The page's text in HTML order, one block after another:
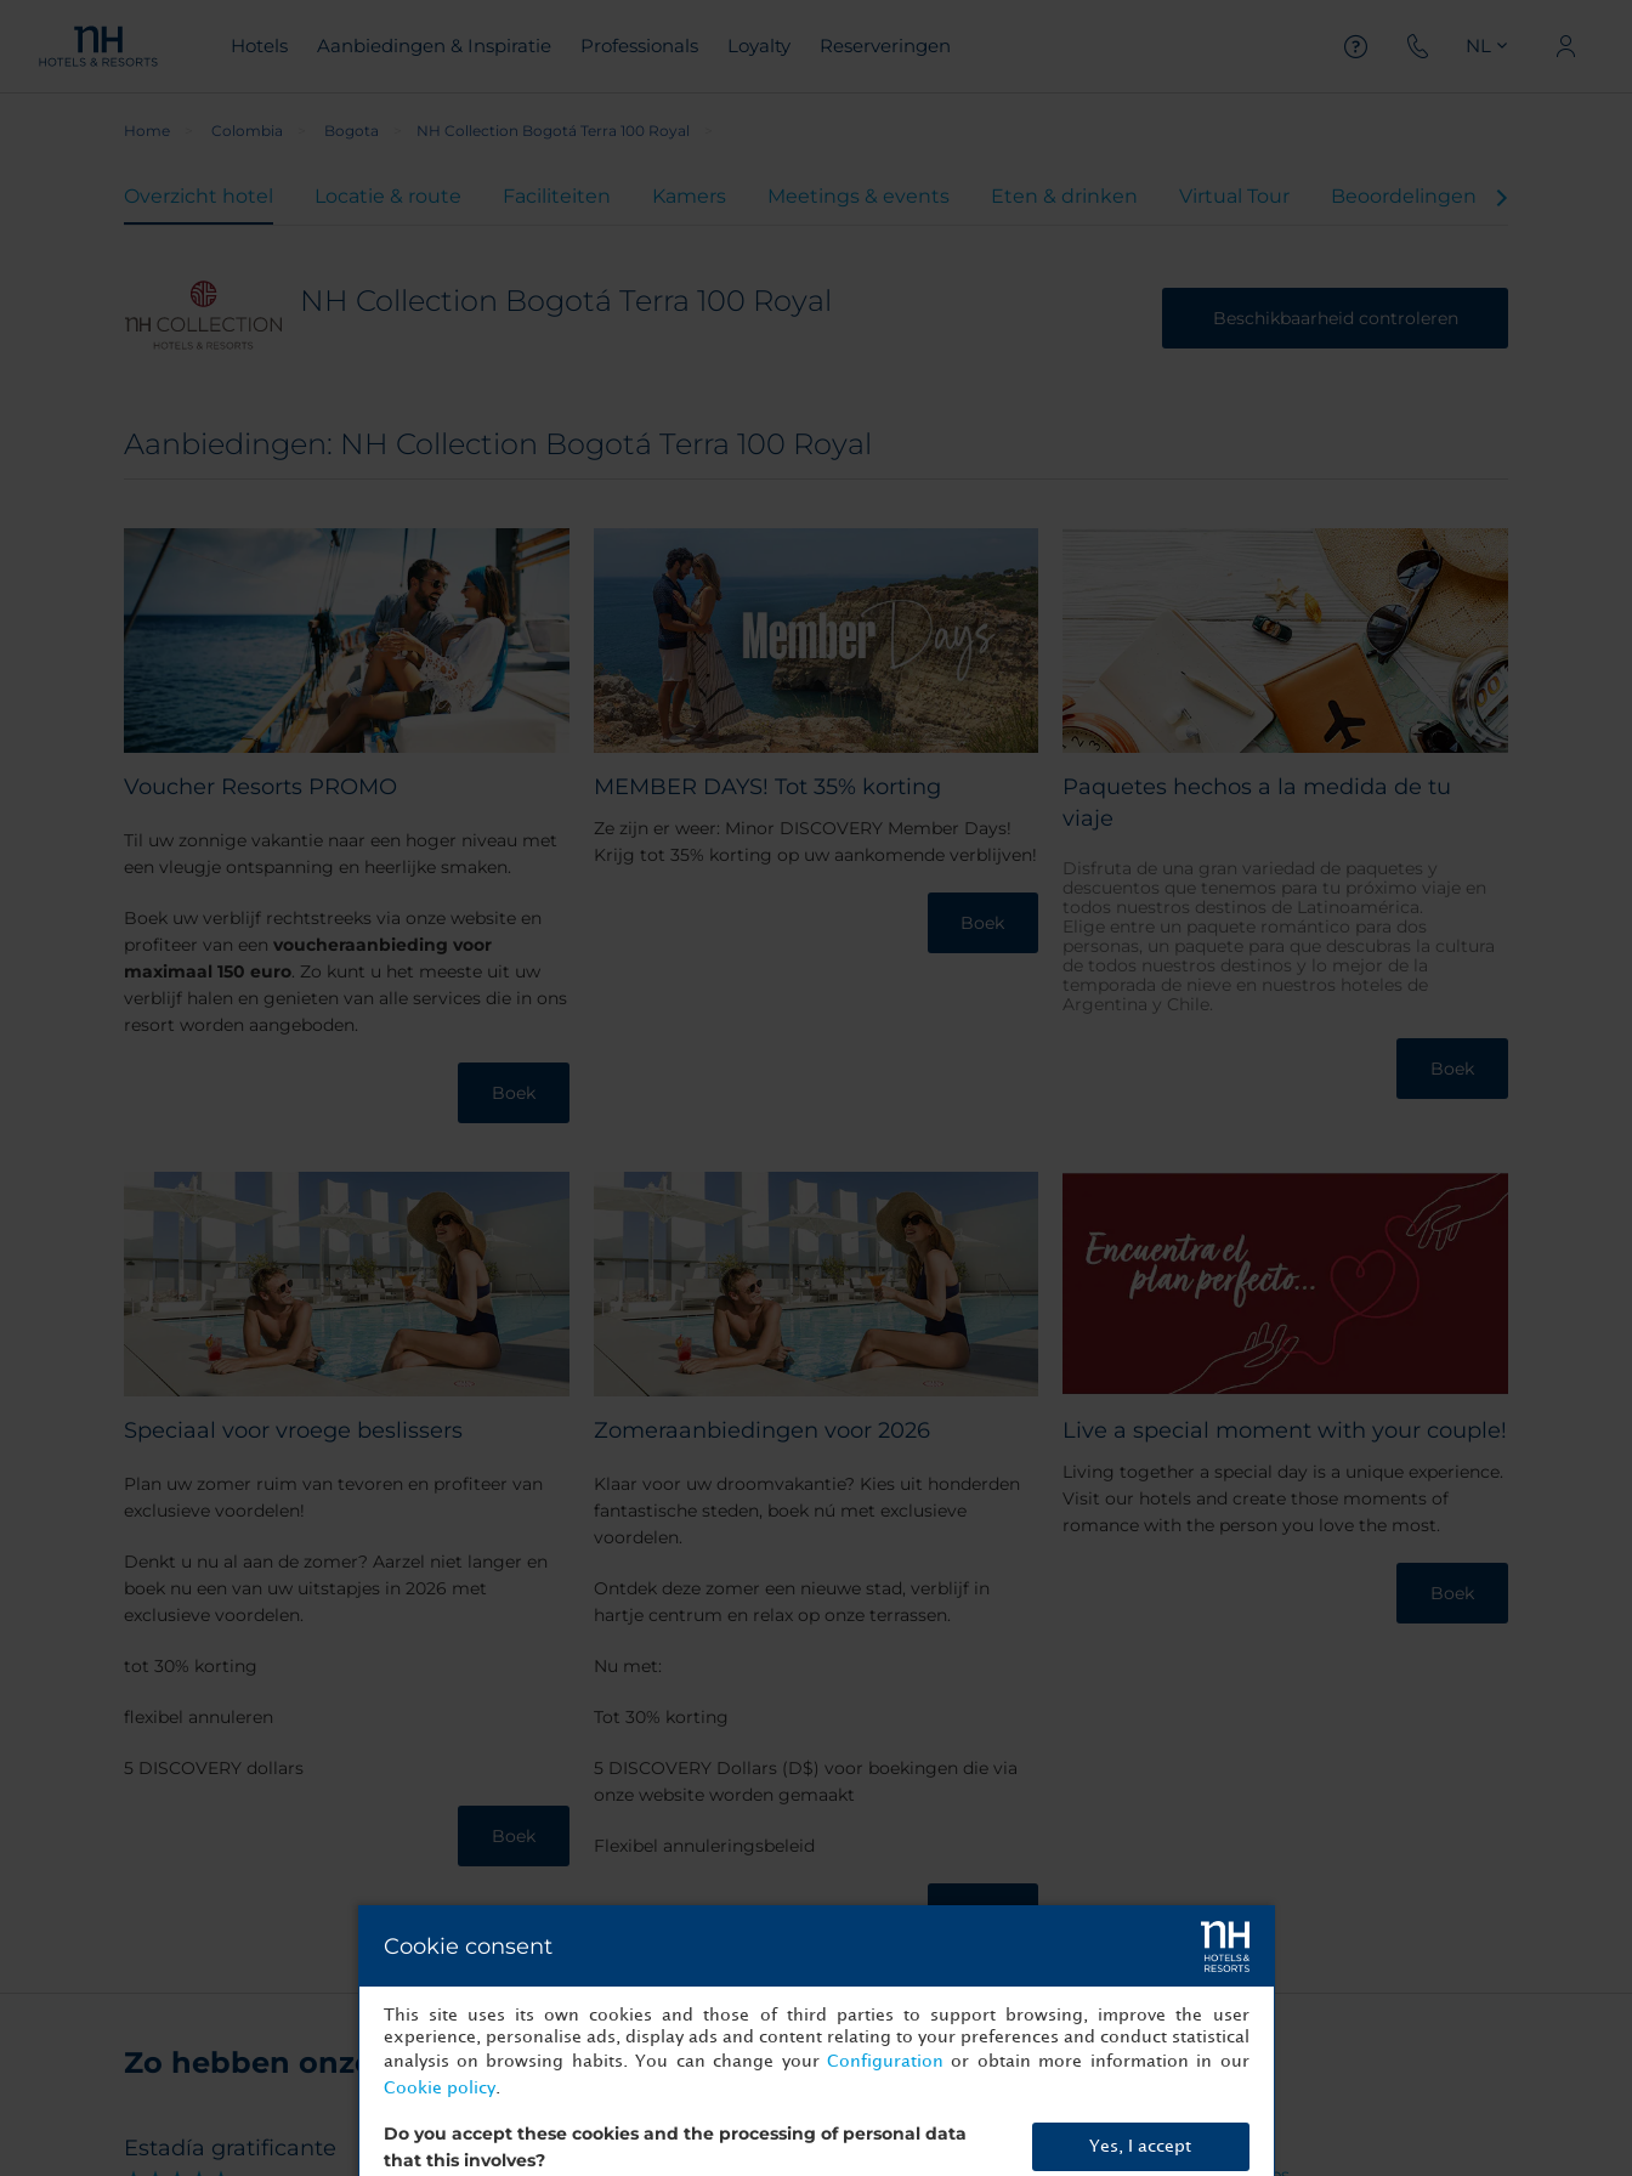
Hotels Aanbiedingen & Inspiratie Professionals Loyalty Reserveringen NL
Home Colombia Bogota NH Collection Bogotá Terra 100 Royal
Overzicht hotel Locatie & route Faciliteiten Kamers Meetings & events Eten & drinken Virtual Tour Beoordelingen
NH Collection Bogotá Terra 100 Royal Beschikbaarheid controleren
Aanbiedingen: NH Collection Bogotá Terra 100 Royal
Voucher Resorts PROMO
Til uw zonnige vakantie naar een hoger niveau met
een vleugje ontspanning en heerlijke smaken.
Boek uw verblijf rechtstreeks via onze website en
profiteer van een voucheraanbieding voor
maximaal 150 euro. Zo kunt u het meeste uit uw
verblijf halen en genieten van alle services die in ons
resort worden aangeboden.
Boek
MEMBER DAYS! Tot 35% korting
Ze zijn er weer: Minor DISCOVERY Member Days!
Krijg tot 35% korting op uw aankomende verblijven!
Boek
Paquetes hechos a la medida de tu
viaje
Disfruta de una gran variedad de paquetes y
descuentos que tenemos para tu próximo viaje en
todos nuestros destinos de Latinoamérica.
Elige entre un paquete romántico para dos
personas, un paquete para que descubras la cultura
de todos nuestros destinos y lo mejor de la
temporada de nieve en nuestros hoteles de
Argentina y Chile.
Boek
Speciaal voor vroege beslissers
Plan uw zomer ruim van tevoren en profiteer van
exclusieve voordelen!
Denkt u nu al aan de zomer? Aarzel niet langer en
boek nu een van uw uitstapjes in 2026 met
exclusieve voordelen.
tot 30% korting
flexibel annuleren
5 DISCOVERY dollars
Boek
Zomeraanbiedingen voor 2026
Klaar voor uw droomvakantie? Kies uit honderden
fantastische steden, boek nú met exclusieve
voordelen.
Ontdek deze zomer een nieuwe stad, verblijf in
hartje centrum en relax op onze terrassen.
Nu met:
Tot 30% korting
5 DISCOVERY Dollars (D$) voor boekingen die via
onze website worden gemaakt
Flexibel annuleringsbeleid
Live a special moment with your couple!
Living together a special day is a unique experience.
Visit our hotels and create those moments of
romance with the person you love the most.
Boek
Zo hebben onze gasten ons hotel ervaren...
Estadía gratificante Una bonita experiencia
Excelente servicio e
Cookie consent
This site uses its own cookies and those of third parties to support browsing, improve the user
experience, personalise ads, display ads and content relating to your preferences and conduct statistical
analysis on browsing habits. You can change your Configuration or obtain more information in our
Cookie policy.
Do you accept these cookies and the processing of personal data
that this involves?
Yes, I accept